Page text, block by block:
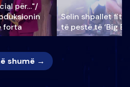
për…"/
forta
Selin shpallet
të pestë të ‘Big
shumë →